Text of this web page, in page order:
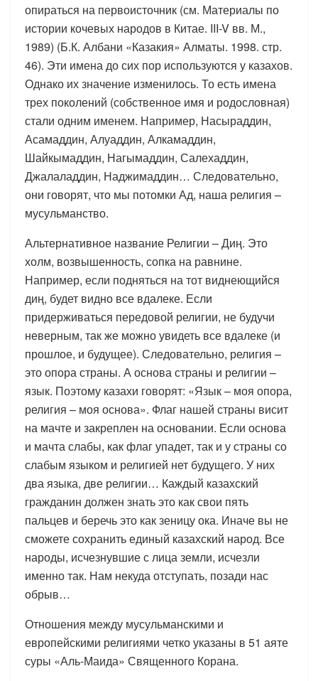
опираться на первоисточник (см. Материалы по
истории кочевых народов в Китае. III-V вв. М.,
1989) (Б.К. Албани «Казакия» Алматы. 1998. стр.
46). Эти имена до сих пор используются у казахов.
Однако их значение изменилось. То есть имена
трех поколений (собственное имя и родословная)
стали одним именем. Например, Насыраддин,
Асамаддин, Алуаддин, Алкамаддин,
Шайкымаддин, Нагымаддин, Салехаддин,
Джалаладдин, Наджимаддин… Следовательно,
они говорят, что мы потомки Ад, наша религия –
мусульманство.
Альтернативное название Религии – Диң. Это
холм, возвышенность, сопка на равнине.
Например, если подняться на тот виднеющийся
диң, будет видно все вдалеке. Если
придерживаться передовой религии, не будучи
неверным, так же можно увидеть все вдалеке (и
прошлое, и будущее). Следовательно, религия –
это опора страны. А основа страны и религии –
язык. Поэтому казахи говорят: «Язык – моя опора,
религия – моя основа». Флаг нашей страны висит
на мачте и закреплен на основании. Если основа
и мачта слабы, как флаг упадет, так и у страны со
слабым языком и религией нет будущего. У них
два языка, две религии… Каждый казахский
гражданин должен знать это как свои пять
пальцев и беречь это как зеницу ока. Иначе вы не
сможете сохранить единый казахский народ. Все
народы, исчезнувшие с лица земли, исчезли
именно так. Нам некуда отступать, позади нас
обрыв…
Отношения между мусульманскими и
европейскими религиями четко указаны в 51 аяте
суры «Аль-Маида» Священного Корана.